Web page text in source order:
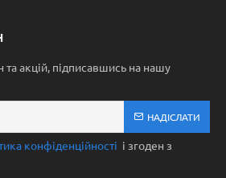
та акцій, підписавшись на нашу
НАДІСЛАТИ
конфіденційності і згоден з